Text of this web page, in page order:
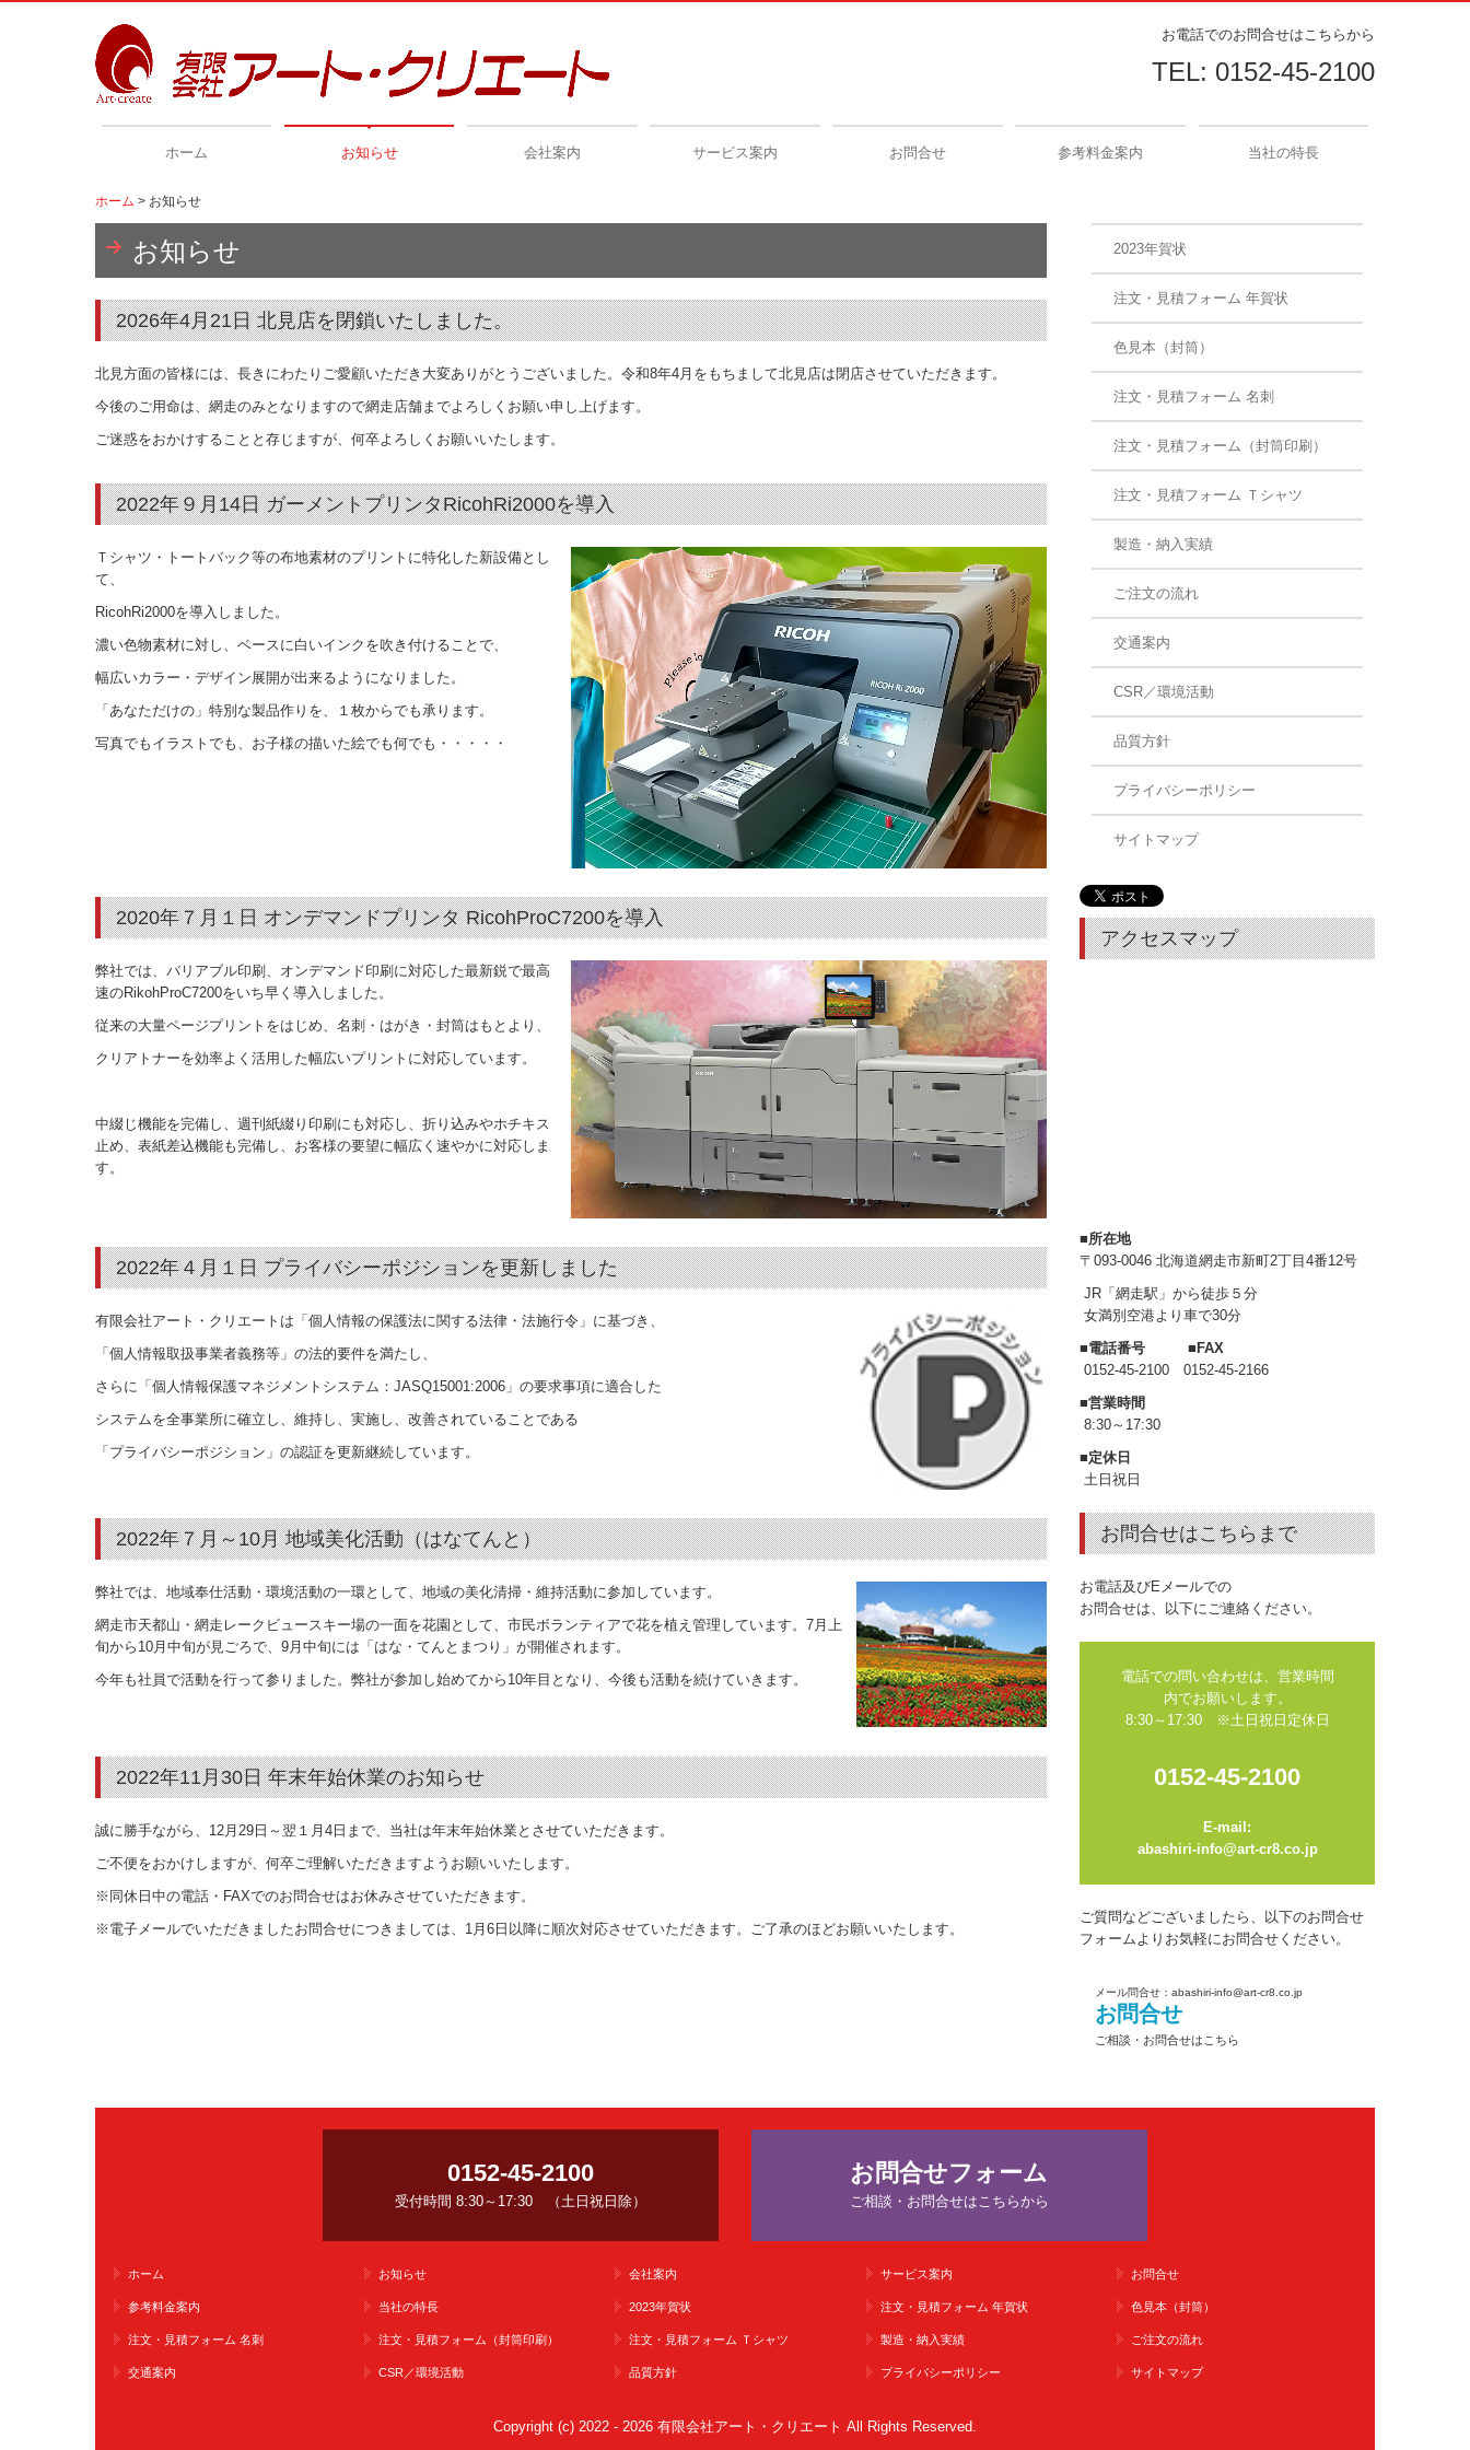
お電話でのお問合せはこちらから
TEL: 0152-45-2100
ホーム お知らせ 会社案内 サービス案内 お問合せ 参考料金案内 当社の特長
ホーム お知らせ
お知らせ
2026年4月21日 北見店を閉鎖いたしました。
北見方面の皆様には、長きにわたりご愛顧いただき大変ありがとうございました。令和8年4月をもちまして北見店は閉店させていただきます。
今後のご用命は、網走のみとなりますので網走店舗までよろしくお願い申し上げます。
ご迷惑をおかけすることと存じますが、何卒よろしくお願いいたします。
2022年９月14日 ガーメントプリンタRicohRi2000を導入
Ｔシャツ・トートバック等の布地素材のプリントに特化した新設備とし
て、
RicohRi2000を導入しました。
濃い色物素材に対し、ベースに白いインクを吹き付けることで、
幅広いカラー・デザイン展開が出来るようになりました。
「あなただけの」特別な製品作りを、１枚からでも承ります。
写真でもイラストでも、お子様の描いた絵でも何でも・・・・・
2020年７月１日 オンデマンドプリンタ RicohProC7200を導入
弊社では、バリアブル印刷、オンデマンド印刷に対応した最新鋭で最高
速のRikohProC7200をいち早く導入しました。
従来の大量ページプリントをはじめ、名刺・はがき・封筒はもとより、
クリアトナーを効率よく活用した幅広いプリントに対応しています。
中綴じ機能を完備し、週刊紙綴り印刷にも対応し、折り込みやホチキス
止め、表紙差込機能も完備し、お客様の要望に幅広く速やかに対応しま
す。
2022年４月１日 プライバシーポジションを更新しました
有限会社アート・クリエートは「個人情報の保護法に関する法律・法施行令」に基づき、
「個人情報取扱事業者義務等」の法的要件を満たし、
さらに「個人情報保護マネジメントシステム：JASQ15001:2006」の要求事項に適合した
システムを全事業所に確立し、維持し、実施し、改善されていることである
「プライバシーポジション」の認証を更新継続しています。
2022年７月～10月 地域美化活動（はなてんと）
弊社では、地域奉仕活動・環境活動の一環として、地域の美化清掃・維持活動に参加しています。
網走市天都山・網走レークビュースキー場の一面を花園として、市民ボランティアで花を植え管理しています。7月上
旬から10月中旬が見ごろで、9月中旬には「はな・てんとまつり」が開催されます。
今年も社員で活動を行って参りました。弊社が参加し始めてから10年目となり、今後も活動を続けていきます。
2022年11月30日 年末年始休業のお知らせ
誠に勝手ながら、12月29日～翌１月4日まで、当社は年末年始休業とさせていただきます。
ご不便をおかけしますが、何卒ご理解いただきますようお願いいたします。
※同休日中の電話・FAXでのお問合せはお休みさせていただきます。
※電子メールでいただきましたお問合せにつきましては、1月6日以降に順次対応させていただきます。ご了承のほどお願いいたします。
2023年賀状
注文・見積フォーム 年賀状
色見本（封筒）
注文・見積フォーム 名刺
注文・見積フォーム（封筒印刷）
注文・見積フォーム Ｔシャツ
製造・納入実績
ご注文の流れ
交通案内
CSR／環境活動
品質方針
プライバシーポリシー
サイトマップ
アクセスマップ
■所在地
〒093-0046 北海道網走市新町2丁目4番12号
JR「網走駅」から徒歩５分
女満別空港より車で30分
■電話番号 ■FAX
0152-45-2100 0152-45-2166
■営業時間
8:30～17:30
■定休日
土日祝日
お問合せはこちらまで
お電話及びEメールでの
お問合せは、以下にご連絡ください。
電話での問い合わせは、営業時間
内でお願いします。
8:30～17:30　※土日祝日定休日
0152-45-2100
E-mail:
abashiri-info@art-cr8.co.jp
ご質問などございましたら、以下のお問合せ
フォームよりお気軽にお問合せください。
メール問合せ：abashiri-info@art-cr8.co.jp
お問合せ
ご相談・お問合せはこちら
0152-45-2100
受付時間 8:30～17:30　（土日祝日除）
お問合せフォーム
ご相談・お問合せはこちらから
ホーム お知らせ 会社案内 サービス案内 お問合せ
参考料金案内 当社の特長 2023年賀状 注文・見積フォーム 年賀状 色見本（封筒）
注文・見積フォーム 名刺 注文・見積フォーム（封筒印刷） 注文・見積フォーム Ｔシャツ 製造・納入実績 ご注文の流れ
交通案内 CSR／環境活動 品質方針 プライバシーポリシー サイトマップ
Copyright (c) 2022 - 2026 有限会社アート・クリエート All Rights Reserved.